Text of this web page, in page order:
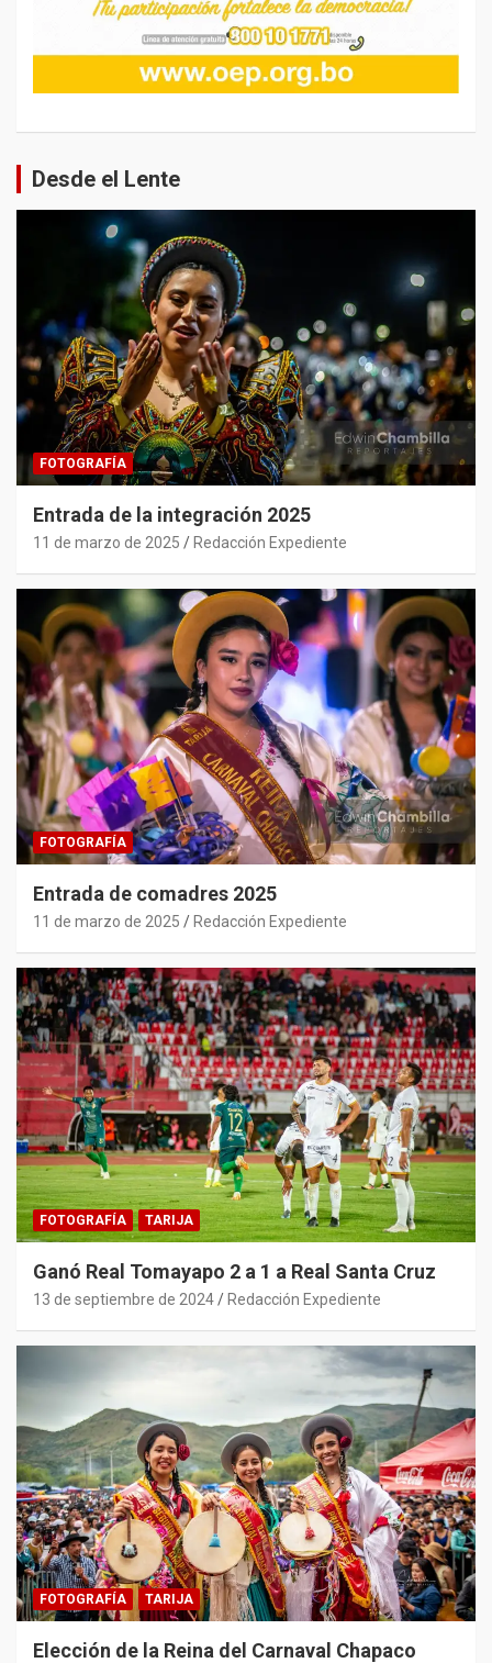
Desde el Lente
FOTOGRAFÍA
Entrada de la integración 2025
11 de marzo de 2025 Redacción Expediente
FOTOGRAFÍA
Entrada de comadres 2025
11 de marzo de 2025 Redacción Expediente
FOTOGRAFÍA TARIJA
Ganó Real Tomayapo 2 a 1 a Real Santa Cruz
13 de septiembre de 2024 Redacción Expediente
FOTOGRAFÍA TARIJA
Elección de la Reina del Carnaval Chapaco